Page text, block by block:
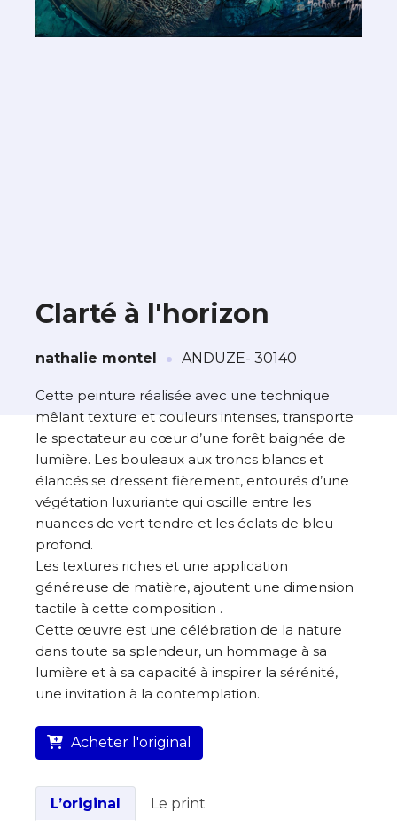
À propos de cette œuvre
L’artiste assume l’entière responsabilité
de cette annonce ainsi que la vente et
la livraison de l’œuvre originale.
Lieu où se trouve l’œuvre originale :
ANDUZE- 30140
Clarté à l'horizon
nathalie montel · ANDUZE- 30140
Cette peinture réalisée avec une technique
mêlant texture et couleurs intenses, transporte
le spectateur au cœur d’une forêt baignée de
lumière. Les bouleaux aux troncs blancs et
élancés se dressent fièrement, entourés d’une
végétation luxuriante qui oscille entre les
nuances de vert tendre et les éclats de bleu
profond.
Les textures riches et une application
généreuse de matière, ajoutent une dimension
tactile à cette composition .
Cette œuvre est une célébration de la nature
dans toute sa splendeur, un hommage à sa
lumière et à sa capacité à inspirer la sérénité,
une invitation à la contemplation.
Acheter l'original
L’original
Le print